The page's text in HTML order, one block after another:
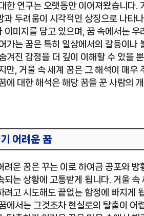
한 연구는 오랫동안 이어져왔습니다.
과 두려움이 시각적인 상징으로 나타
이미지를 담고 있으며, 꿈 속에서는
가는 꿈은 특히 일상에서의 갈등이나
겨진 감정을 더 깊이 이해할 수 있을
만, 거울 속 세계 꿈은 그 해석이 매우
에 대한 해석은 해당 꿈을 꾼 사람의
어려운 꿈
려운 꿈은 꾸는 이로 하여금 공포와
되는 상황에 고통받게 됩니다. 거울 속
려고 시도해도 끝없는 함정에 빠지게
에서는 그것조차 현실로의 탈출이 어